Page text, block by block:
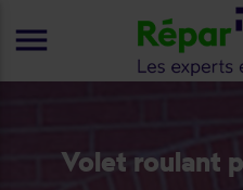
Volet roulant
menu